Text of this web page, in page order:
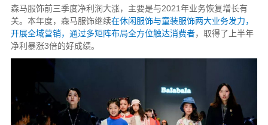
森马服饰前三季度净利润大涨，主要是与2021年业务恢复增长有
关。本年度，森马服饰继续在休闲服饰与童装服饰两大业务发力，
开展全域营销，通过多矩阵布局全方位触达消费者，取得了上半年
净利暴涨3倍的好成绩。